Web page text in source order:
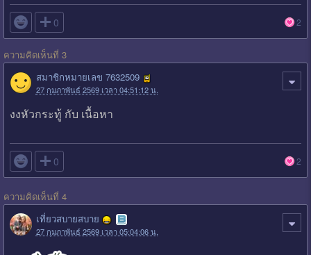
 0 2
ความคิดเห็นที่ 3
สมาชิกหมายเลข 7632509
27 กุมภาพันธ์ 2569 เวลา 04:51:12 น.
งงหัวกระทู้ กับ เนื้อหา
 0 2
ความคิดเห็นที่ 4
เที่ยวสบายสบาย
27 กุมภาพันธ์ 2569 เวลา 05:04:06 น.